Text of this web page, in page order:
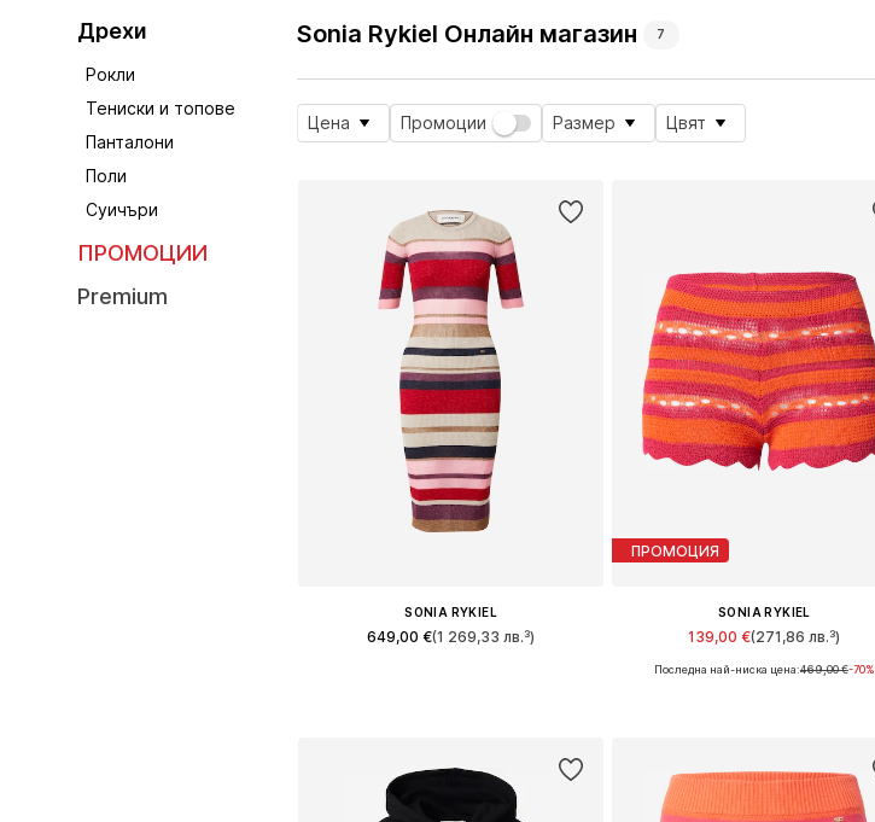
Дрехи
Рокли
Тениски и топове
Панталони
Поли
Суичъри
ПРОМОЦИИ
Premium
Sonia Rykiel Онлайн магазин 7
Цена Промоции Размер Цвят
SONIA RYKIEL
649,00 €(1 269,33 лв.³)
ПРОМОЦИЯ
SONIA RYKIEL
139,00 €(271,86 лв.³)
Налични размери: 38
Последна най-ниска цена:469,00 €-70%